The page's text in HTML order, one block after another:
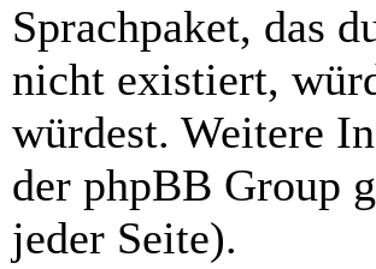
Sprachpaket, das
nicht existiert,
würdest. Weitere
der phpBB Group
jeder Seite).